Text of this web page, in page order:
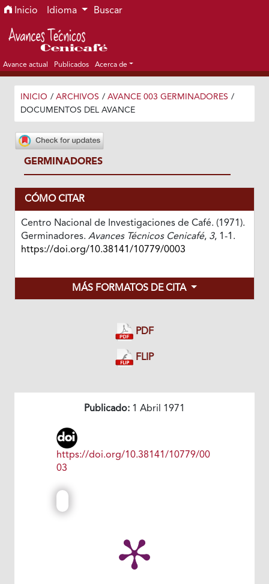
Ir al menú de navegación principal
Ir al contenido principal
Ir al pie de página del sitio
Inicio Idioma Buscar
Avance actual Publicados Acerca de
INICIO / ARCHIVOS / AVANCE 003 GERMINADORES /
DOCUMENTOS DEL AVANCE
GERMINADORES
CÓMO CITAR
Centro Nacional de Investigaciones de Café. (1971).
Germinadores. Avances Técnicos Cenicafé, 3, 1-1.
https://doi.org/10.38141/10779/0003
MÁS FORMATOS DE CITA
PDF
FLIP
Publicado: 1 Abril 1971
https://doi.org/10.38141/10779/00
03